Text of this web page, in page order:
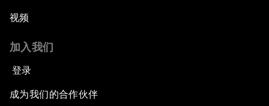
视频
加入我们
登录
成为我们的合作伙伴